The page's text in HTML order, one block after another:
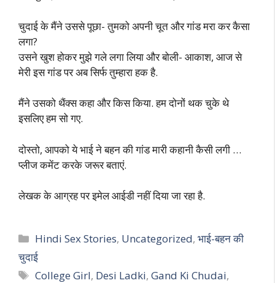
चुदाई के मैंने उससे पूछा- तुमको अपनी चूत और गांड मरा कर कैसा
लगा?
उसने खुश होकर मुझे गले लगा लिया और बोली- आकाश, आज से
मेरी इस गांड पर अब सिर्फ तुम्हारा हक है.
मैंने उसको थैंक्स कहा और किस किया. हम दोनों थक चुके थे
इसलिए हम सो गए.
दोस्तो, आपको ये भाई ने बहन की गांड मारी कहानी कैसी लगी …
प्लीज कमेंट करके जरूर बताएं.
लेखक के आग्रह पर इमेल आईडी नहीं दिया जा रहा है.
Categories
Hindi Sex Stories, Uncategorized,भाई-बहन की
चुदाई
Tags
College Girl, Desi Ladki,Gand Ki Chudai,